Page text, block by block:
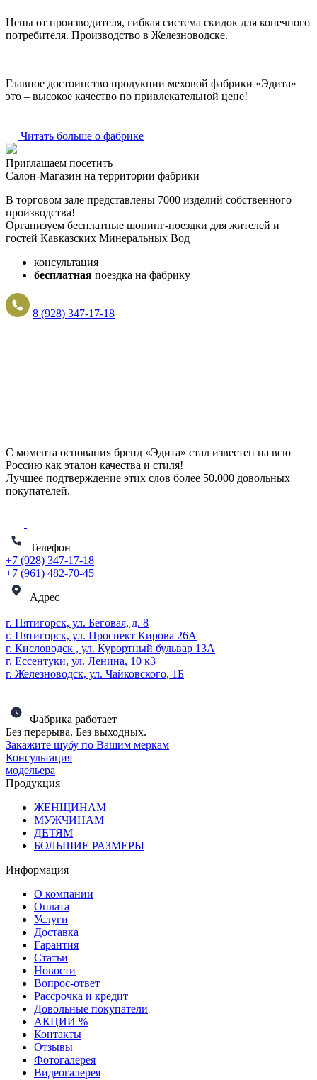
Цены от производителя, гибкая система скидок для конечного
потребителя. Производство в Железноводске.
Главное достоинство продукции меховой фабрики «Эдита»
это – высокое качество по привлекательной цене!
Читать больше о фабрике
Приглашаем посетить
Салон-Магазин на территории фабрики
В торговом зале представлены 7000 изделий собственного
производства!
Организуем бесплатные шопинг-поездки для жителей и
гостей Кавказских Минеральных Вод
консультация
бесплатная поездка на фабрику
8 (928) 347-17-18
С момента основания бренд «Эдита» стал известен на всю
Россию как эталон качества и стиля!
Лучшее подтверждение этих слов более 50.000 довольных
покупателей.
Телефон
+7 (928) 347-17-18
+7 (961) 482-70-45
Адрес
г. Пятигорск, ул. Беговая, д. 8
г. Пятигорск, ул. Проспект Кирова 26А
г. Кисловодск , ул. Курортный бульвар 13А
г. Ессентуки, ул. Ленина, 10 к3
г. Железноводск, ул. Чайковского, 1Б
Фабрика работает
Без перерыва. Без выходных.
Закажите шубу по Вашим меркам
Консультация
модельера
Продукция
ЖЕНЩИНАМ
МУЖЧИНАМ
ДЕТЯМ
БОЛЬШИЕ РАЗМЕРЫ
Информация
О компании
Оплата
Услуги
Доставка
Гарантия
Статьи
Новости
Вопрос-ответ
Рассрочка и кредит
Довольные покупатели
АКЦИИ %
Контакты
Отзывы
Фотогалерея
Видеогалерея